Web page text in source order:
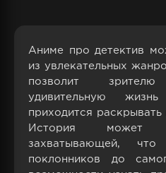
Аниме про детектив
из увлекательных
позволит
удивительную
приходится
История может
захватывающей,
поклонников до